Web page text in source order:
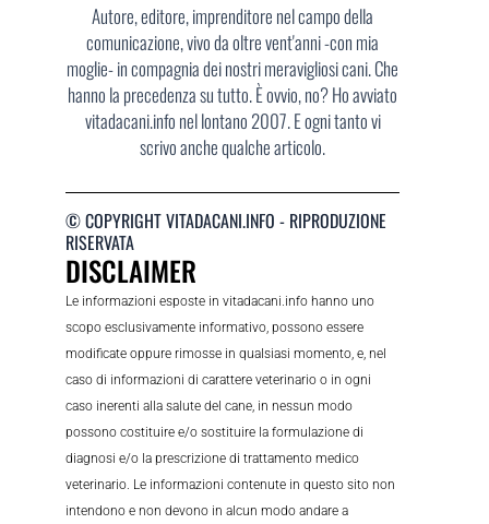
Autore, editore, imprenditore nel campo della
comunicazione, vivo da oltre vent'anni -con mia
moglie- in compagnia dei nostri meravigliosi cani. Che
hanno la precedenza su tutto. È ovvio, no? Ho avviato
vitadacani.info nel lontano 2007. E ogni tanto vi
scrivo anche qualche articolo.
© COPYRIGHT VITADACANI.INFO - RIPRODUZIONE
RISERVATA
DISCLAIMER
Le informazioni esposte in vitadacani.info hanno uno
scopo esclusivamente informativo, possono essere
modificate oppure rimosse in qualsiasi momento, e, nel
caso di informazioni di carattere veterinario o in ogni
caso inerenti alla salute del cane, in nessun modo
possono costituire e/o sostituire la formulazione di
diagnosi e/o la prescrizione di trattamento medico
veterinario. Le informazioni contenute in questo sito non
intendono e non devono in alcun modo andare a